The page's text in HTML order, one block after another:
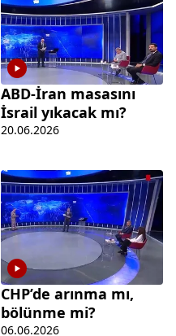
ABD-İran masasını
İsrail yıkacak mı?
20.06.2026
CHP’de arınma mı,
bölünme mi?
06.06.2026